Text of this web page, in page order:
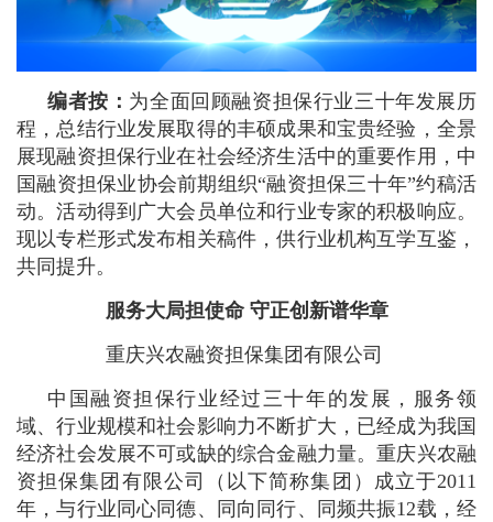
编者按： 为全面回顾融资担保行业三十年发展历
程，总结行业发展取得的丰硕成果和宝贵经验，全景
展现融资担保行业在社会经济生活中的重要作用，中
国融资担保业协会前期组织“融资担保三十年”约稿活
动。活动得到广大会员单位和行业专家的积极响应。
现以专栏形式发布相关稿件，供行业机构互学互鉴，
共同提升。
服务大局担使命 守正创新谱华章
重庆兴农融资担保集团有限公司
中国融资担保行业经过三十年的发展，服务领
域、行业规模和社会影响力不断扩大，已经成为我国
经济社会发展不可或缺的综合金融力量。重庆兴农融
资担保集团有限公司（以下简称集团）成立于2011
年，与行业同心同德、同向同行、同频共振12载，经